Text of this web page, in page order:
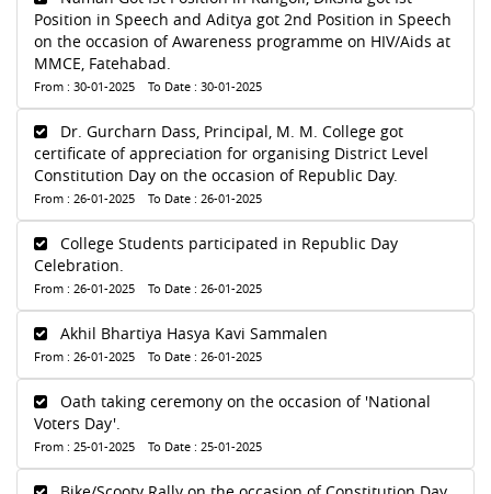
Position in Speech and Aditya got 2nd Position in Speech
on the occasion of Awareness programme on HIV/Aids at
MMCE, Fatehabad.
From : 30-01-2025 To Date : 30-01-2025
Dr. Gurcharn Dass, Principal, M. M. College got
certificate of appreciation for organising District Level
Constitution Day on the occasion of Republic Day.
From : 26-01-2025 To Date : 26-01-2025
College Students participated in Republic Day
Celebration.
From : 26-01-2025 To Date : 26-01-2025
Akhil Bhartiya Hasya Kavi Sammalen
From : 26-01-2025 To Date : 26-01-2025
Oath taking ceremony on the occasion of 'National
Voters Day'.
From : 25-01-2025 To Date : 25-01-2025